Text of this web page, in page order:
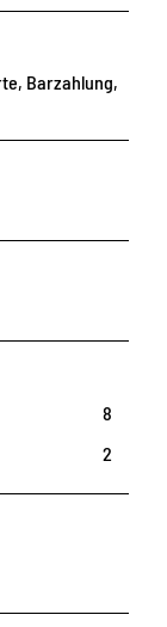
Barzahlung,
8
2